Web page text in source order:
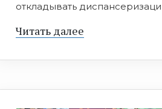
откладывать
Читать далее